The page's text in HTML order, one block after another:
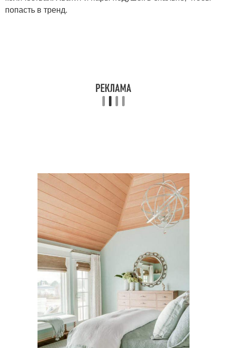
попасть в тренд.